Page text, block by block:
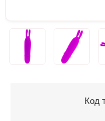
Код